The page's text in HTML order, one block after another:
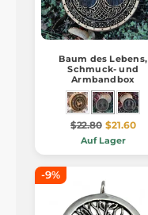
Baum des Lebens,
Schmuck- und
Armbandbox
$22.80 $21.60
Auf Lager
-9%